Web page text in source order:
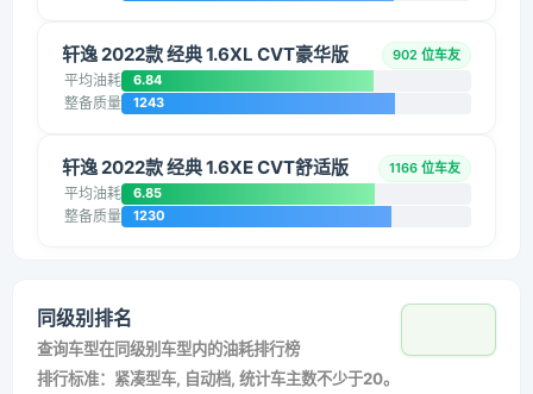
轩逸 2022款 经典 1.6XL CVT豪华版 902 位车友
平均油耗 6.84
整备质量 1243
轩逸 2022款 经典 1.6XE CVT舒适版 1166 位车友
平均油耗 6.85
整备质量 1230
同级别排名
查询车型在同级别车型内的油耗排行榜
排行标准：紧凑型车, 自动档, 统计车主数不少于20。